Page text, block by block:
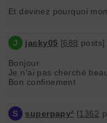
Et devinez pourquoi
J jacky05 [688
Bonjour
Je n'ai pas cherché
Bon confinement
S superpapy² [1362